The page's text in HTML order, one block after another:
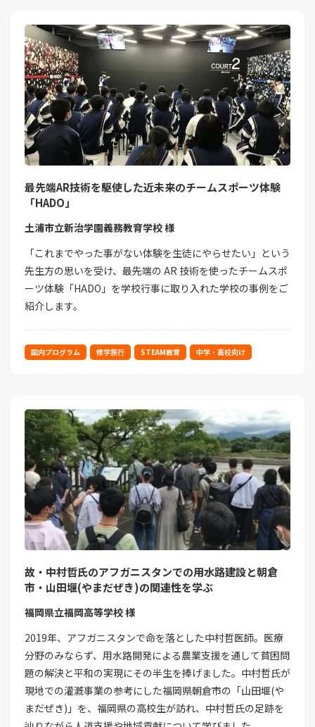
最先端AR技術を駆使した近未来のチームスポーツ体験
「HADO」
土浦市立新治学園義務教育学校 様
「これまでやった事がない体験を生徒にやらせたい」という
先生方の思いを受け、最先端の AR 技術を使ったチームスポ
ーツ体験「HADO」を学校行事に取り入れた学校の事例をご
紹介します。
国内プログラム 修学旅行 STEAM教育 中学・高校向け
故・中村哲氏のアフガニスタンでの用水路建設と朝倉
市・山田堰(やまだぜき)の関連性を学ぶ
福岡県立福岡高等学校 様
2019年、アフガニスタンで命を落とした中村哲医師。医療
分野のみならず、用水路開発による農業支援を通して貧困問
題の解決と平和の実現にその半生を捧げました。中村哲氏が
現地での灌漑事業の参考にした福岡県朝倉市の「山田堰(や
まだぜき)」を、福岡県の高校生が訪れ、中村哲氏の足跡を